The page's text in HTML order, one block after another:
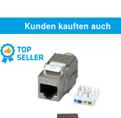
Kunden kauften auch